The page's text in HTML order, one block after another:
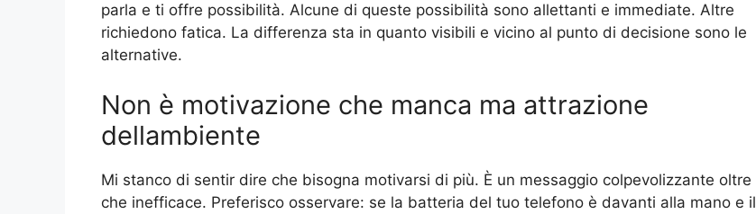
parla e ti offre possibilità. Alcune di queste possibilità sono allettanti e immediate. Altre
richiedono fatica. La differenza sta in quanto visibili e vicino al punto di decisione sono le
alternative.
Non è motivazione che manca ma attrazione
dellambiente
Mi stanco di sentir dire che bisogna motivarsi di più. È un messaggio colpevolizzante oltre
che inefficace. Preferisco osservare: se la batteria del tuo telefono è davanti alla mano e il